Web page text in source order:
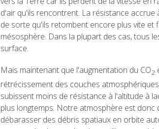
d'air qu'ils rencontrent. La résistance
de sorte qu'ils retombent encore plus vite et
mésosphère. Dans la plupart des cas, tous
surface.
Mais maintenant que l'augmentation du CO2
rétrécissement des couches
subissent moins de résistance à l'altitude à
plus longtemps. Notre atmosphère est
débarasser des débris spatiaux en orbite